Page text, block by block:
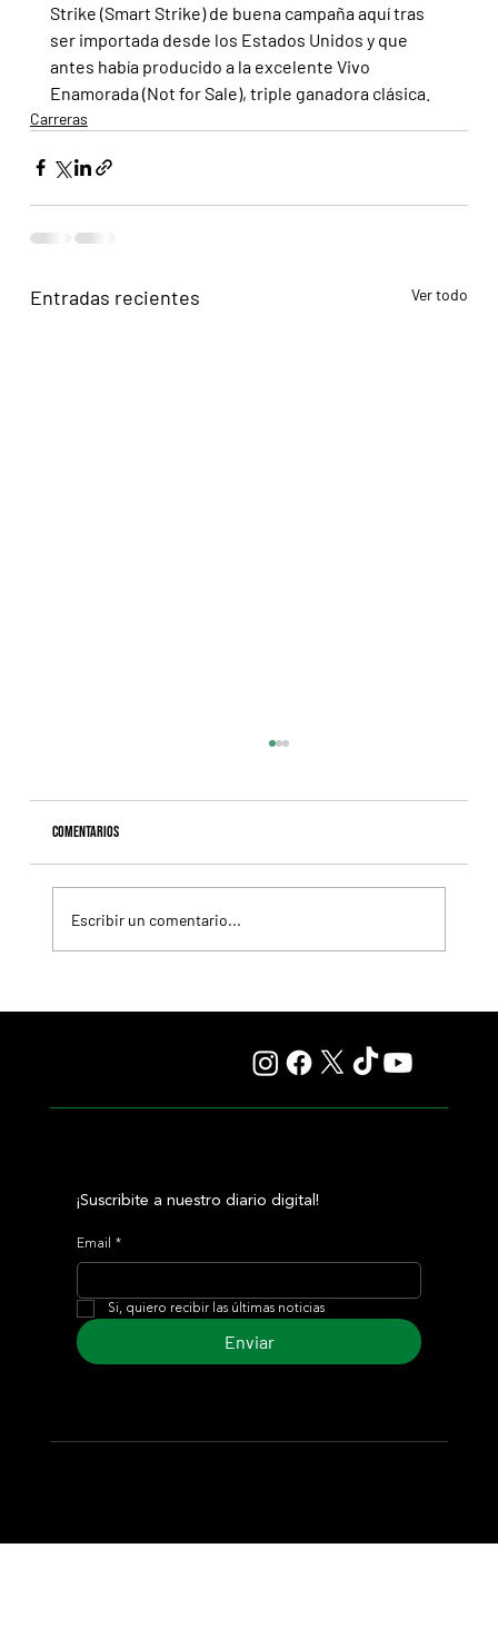
Strike (Smart Strike) de buena campaña aquí tras
ser importada desde los Estados Unidos y que
antes había producido a la excelente Vivo
Enamorada (Not for Sale), triple ganadora clásica.
Carreras
Entradas recientes Ver todo
Comentarios
Escribir un comentario...
¡Suscribite a nuestro diario digital!
Email *
Si, quiero recibir las últimas noticias
Enviar